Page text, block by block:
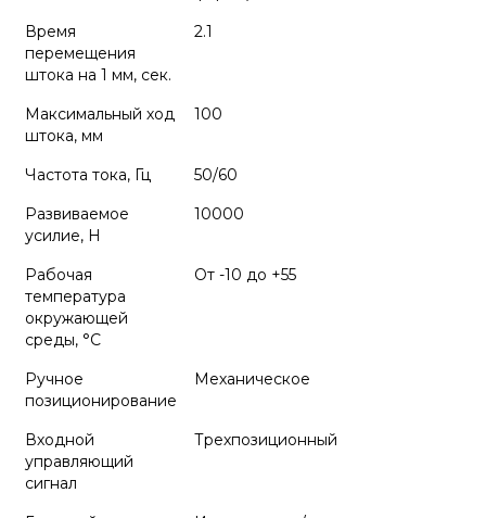
Время
перемещения
штока на 1 мм, сек.
2.1
Максимальный ход
штока, мм
100
Частота тока, Гц
50/60
Развиваемое
усилие, Н
10000
Рабочая
температура
окружающей
среды, °С
От -10 до +55
Ручное
позиционирование
Механическое
Входной
управляющий
сигнал
Трехпозиционный